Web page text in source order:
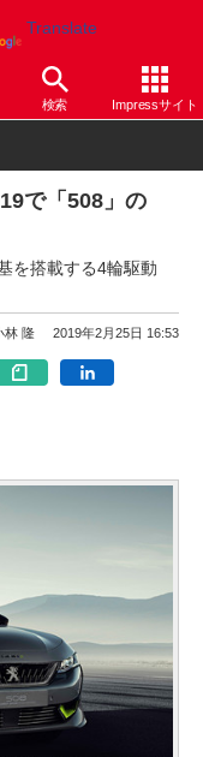
Translate
検索 Impressサイト
で「508」の
を搭載する4輪駆動
林 隆 2019年2月25日 16:53